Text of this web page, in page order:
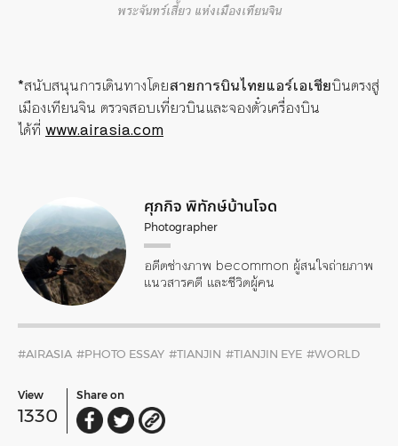
พระจันทร์เสี้ยว แห่งเมืองเทียนจิน
*สนับสนุนการเดินทางโดยสายการบินไทยแอร์เอเชียบินตรงสู่
เมืองเทียนจิน ตรวจสอบเที่ยวบินและจองตั๋วเครื่องบิน
ได้ที่ www.airasia.com
ศุภกิจ พิทักษ์บ้านโจด
Photographer
อดีตช่างภาพ becommon ผู้สนใจถ่ายภาพ
แนวสารคดี และชีวิตผู้คน
#AIRASIA #PHOTO ESSAY #TIANJIN #TIANJIN EYE #WORLD
View
1330
Share on